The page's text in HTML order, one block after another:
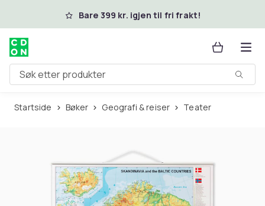
Hopp til hovedinnholdBare 399 kr. igjen til fri frakt!
Søk etter produkter
Startside Bøker Geografi & reiser Teater